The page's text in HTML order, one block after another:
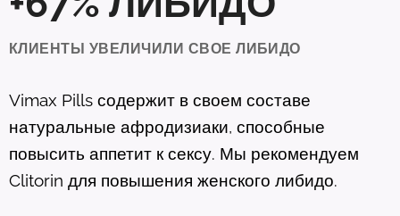
КЛИЕНТЫ УВЕЛИЧИЛИ СВОЕ ЛИБИДО
Vimax Pills содержит в своем составе
натуральные афродизиаки, способные
повысить аппетит к сексу. Мы рекомендуем
Clitorin для повышения женского либидо.